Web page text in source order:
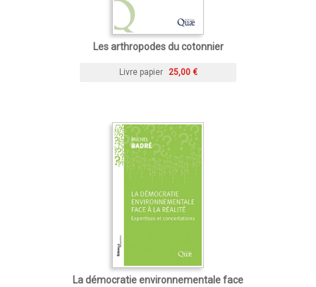
Les arthropodes du cotonnier
Livre papier 25,00 €
La démocratie environnementale face